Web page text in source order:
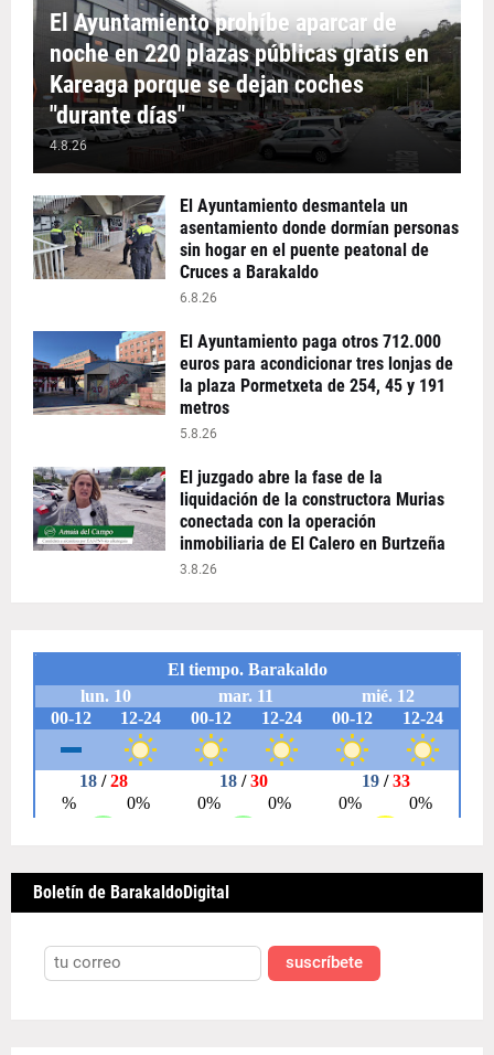
El Ayuntamiento prohíbe aparcar de
noche en 220 plazas públicas gratis en
Kareaga porque se dejan coches
"durante días"
4.8.26
El Ayuntamiento desmantela un
asentamiento donde dormían personas
sin hogar en el puente peatonal de
Cruces a Barakaldo
6.8.26
El Ayuntamiento paga otros 712.000
euros para acondicionar tres lonjas de
la plaza Pormetxeta de 254, 45 y 191
metros
5.8.26
El juzgado abre la fase de la
liquidación de la constructora Murias
conectada con la operación
inmobiliaria de El Calero en Burtzeña
3.8.26
Boletín de BarakaldoDigital
suscríbete